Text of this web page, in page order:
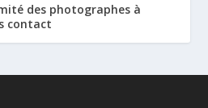
des photographes à
contact